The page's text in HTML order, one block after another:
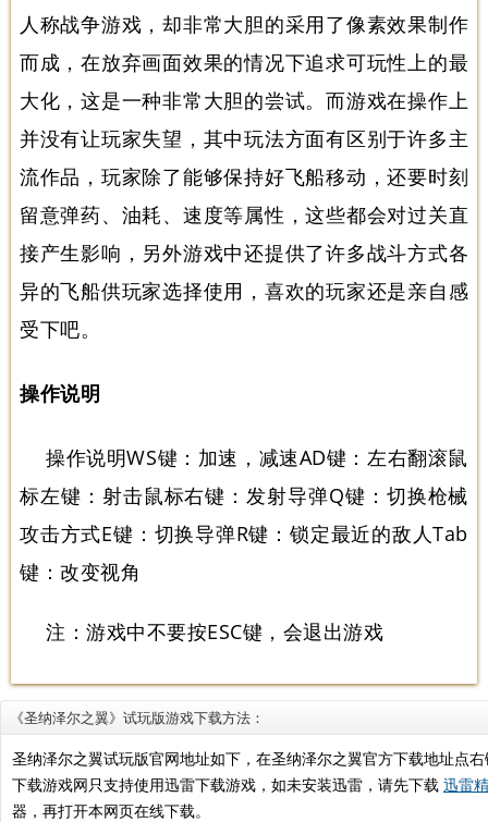
人称战争游戏，却非常大胆的采用了像素效果制作
而成，在放弃画面效果的情况下追求可玩性上的最
大化，这是一种非常大胆的尝试。而游戏在操作上
并没有让玩家失望，其中玩法方面有区别于许多主
流作品，玩家除了能够保持好飞船移动，还要时刻
留意弹药、油耗、速度等属性，这些都会对过关直
接产生影响，另外游戏中还提供了许多战斗方式各
异的飞船供玩家选择使用，喜欢的玩家还是亲自感
受下吧。
操作说明
操作说明WS键：加速，减速AD键：左右翻滚鼠
标左键：射击鼠标右键：发射导弹Q键：切换枪械
攻击方式E键：切换导弹R键：锁定最近的敌人Tab
键：改变视角
注：游戏中不要按ESC键，会退出游戏
《圣纳泽尔之翼》试玩版游戏下载方法：
圣纳泽尔之翼试玩版官网地址如下，在圣纳泽尔之翼官方下载地址点
下载游戏网只支持使用迅雷下载游戏，如未安装迅雷，请先下载 迅雷
器，再打开本网页在线下载。